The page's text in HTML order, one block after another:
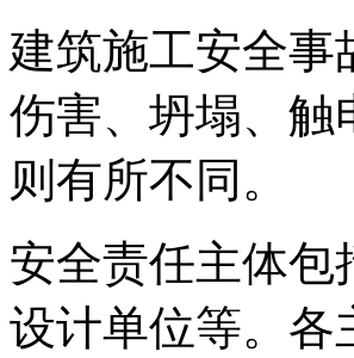
建筑施工安全事
伤害、坍塌、触
则有所不同。
安全责任主体包
设计单位等。各